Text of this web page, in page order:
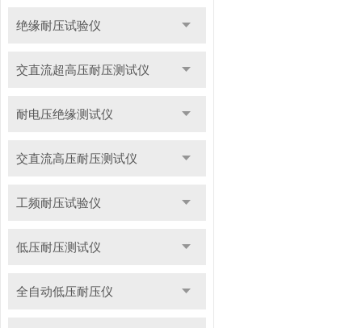
绝缘耐压试验仪
交直流超高压耐压测试仪
耐电压绝缘测试仪
交直流高压耐压测试仪
工频耐压试验仪
低压耐压测试仪
全自动低压耐压仪